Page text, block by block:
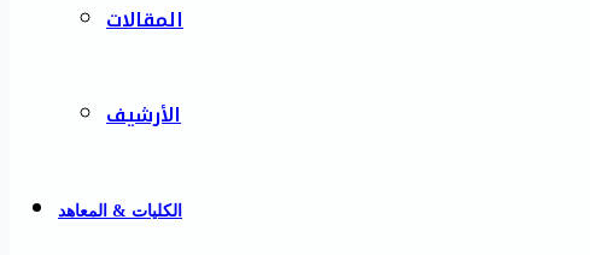
المقالات
الأرشيف
الكليات & المعاهد